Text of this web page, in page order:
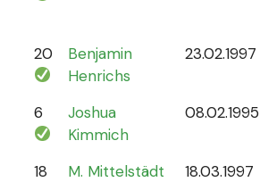
20
Benjamin
Henrichs
23.02.1997
6
Joshua
Kimmich
08.02.1995
18 M. Mittelstädt 18.03.1997